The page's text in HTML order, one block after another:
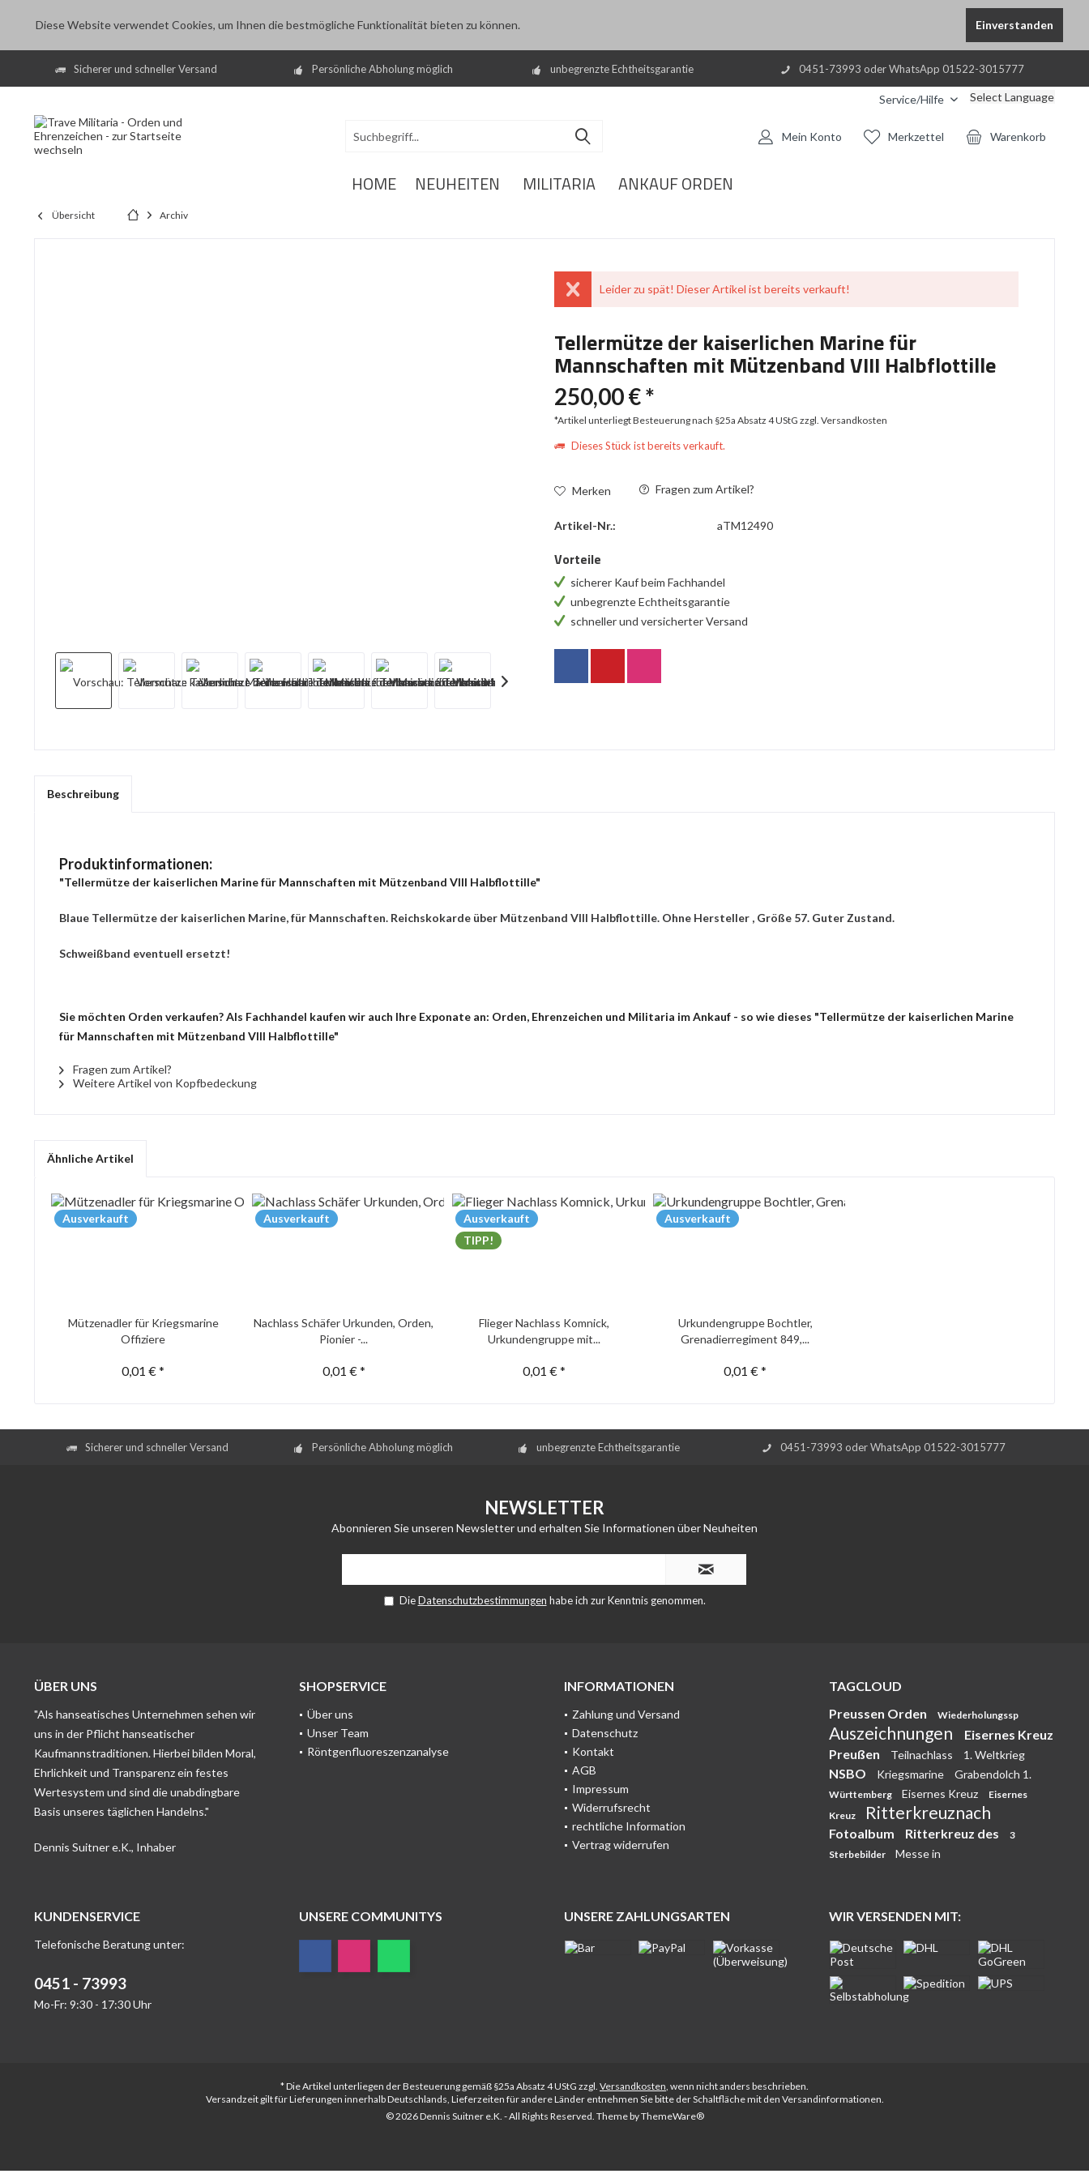
Diese Website verwendet Cookies, um Ihnen die bestmögliche Funktionalität bieten zu können. Einverstanden
Sicherer und schneller Versand Persönliche Abholung möglich unbegrenzte Echtheitsgarantie 0451-73993 oder WhatsApp 01522-3015777
Service/Hilfe Select Language
Warenkorb
Merkzettel
Mein Konto
HOME NEUHEITEN MILITARIA ANKAUF ORDEN
Übersicht Archiv
Leider zu spät! Dieser Artikel ist bereits verkauft!
Tellermütze der kaiserlichen Marine für
Mannschaften mit Mützenband VIII Halbflottille
250,00 € *
*Artikel unterliegt Besteuerung nach §25a Absatz 4 UStGzzgl. Versandkosten
Dieses Stück ist bereits verkauft.
Merken Fragen zum Artikel?
Artikel-Nr.: aTM12490
Vorteile
sicherer Kauf beim Fachhandel
unbegrenzte Echtheitsgarantie
schneller und versicherter Versand
Beschreibung
Produktinformationen:
"Tellermütze der kaiserlichen Marine für Mannschaften mit Mützenband VIII Halbflottille"
Blaue Tellermütze der kaiserlichen Marine, für Mannschaften. Reichskokarde über Mützenband VIII Halbflottille. Ohne Hersteller , Größe 57. Guter Zustand.
Schweißband eventuell ersetzt!
Sie möchten Orden verkaufen? Als Fachhandel kaufen wir auch Ihre Exponate an: Orden, Ehrenzeichen und Militaria im Ankauf - so wie dieses "Tellermütze der kaiserlichen Marine
für Mannschaften mit Mützenband VIII Halbflottille"
Fragen zum Artikel?
Weitere Artikel von Kopfbedeckung
Ähnliche Artikel
Ausverkauft
Mützenadler für Kriegsmarine
Offiziere
0,01 € *
Ausverkauft
Nachlass Schäfer Urkunden, Orden,
Pionier -...
0,01 € *
Ausverkauft
TIPP!
Flieger Nachlass Komnick,
Urkundengruppe mit...
0,01 € *
Ausverkauft
Urkundengruppe Bochtler,
Grenadierregiment 849,...
0,01 € *
Sicherer und schneller Versand Persönliche Abholung möglich unbegrenzte Echtheitsgarantie 0451-73993 oder WhatsApp 01522-3015777
NEWSLETTER
Abonnieren Sie unseren Newsletter und erhalten Sie Informationen über Neuheiten
DieDatenschutzbestimmungen habe ich zur Kenntnis genommen.
ÜBER UNS
"Als hanseatisches Unternehmen sehen wir
uns in der Pflicht hanseatischer
Kaufmannstraditionen. Hierbei bilden Moral,
Ehrlichkeit und Transparenz ein festes
Wertesystem und sind die unabdingbare
Basis unseres täglichen Handelns."
Dennis Suitner e.K., Inhaber
SHOPSERVICE
Über uns
Unser Team
Röntgenfluoreszenzanalyse
INFORMATIONEN
Zahlung und Versand
Datenschutz
Kontakt
AGB
Impressum
Widerrufsrecht
rechtliche Information
Vertrag widerrufen
TAGCLOUD
Preussen Orden
Wiederholungssp
Auszeichnungen
Eisernes Kreuz
Preußen
Teilnachlass 1. Weltkrieg
NSBO Kriegsmarine Grabendolch 1.
Württemberg Eisernes Kreuz
Eisernes
Kreuz
Ritterkreuznach
Fotoalbum Ritterkreuz des
3
Sterbebilder
Messe in
KUNDENSERVICE
Telefonische Beratung unter:
0451 - 73993
Mo-Fr: 9:30 - 17:30 Uhr
UNSERE COMMUNITYS UNSERE ZAHLUNGSARTEN WIR VERSENDEN MIT:
* Die Artikel unterliegen der Besteuerung gemäß §25a Absatz 4 UStG zzgl. Versandkosten, wenn nicht anders beschrieben.
Versandzeit gilt für Lieferungen innerhalb Deutschlands, Lieferzeiten für andere Länder entnehmen Sie bitte der Schaltfläche mit den Versandinformationen.
© 2026 Dennis Suitner e.K. - All Rights Reserved. Theme byThemeWare®